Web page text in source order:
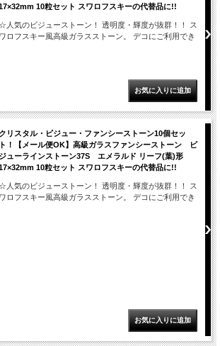
10粒セット スワロフスキーの代替品に!!
☆人気のビジューストーン！ 透明度・輝度が抜群！！ ス
ワロフスキー風高級ガラスストーン。 デコにご利用でき
クリスタル・ビジュー・ファンシーストーン10個セッ
ト！【メール便OK】高級ガラスファンシーストーン ビ
ジューラインストーン37S エメラルド リーフ(葉)形
10粒セット スワロフスキーの代替品に!!
☆人気のビジューストーン！ 透明度・輝度が抜群！！ ス
ワロフスキー風高級ガラスストーン。 デコにご利用でき